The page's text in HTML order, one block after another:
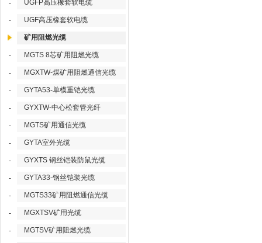
- UGFP高压橡套软电缆
- UGF高压橡套软电缆
矿用阻燃光缆
- MGTS 8芯矿用阻燃光缆
- MGXTW-煤矿用阻燃通信光缆
- GYTA53-单模重铠光缆
- GYXTW-中心松套管光纤
- MGTS矿用通信光缆
- GYTA室外光缆
- GYXTS 钢丝铠装防鼠光缆
- GYTA33-钢丝铠装光缆
- MGTS33矿用阻燃通信光缆
- MGXTSV矿用光缆
- MGTSV矿用阻燃光缆